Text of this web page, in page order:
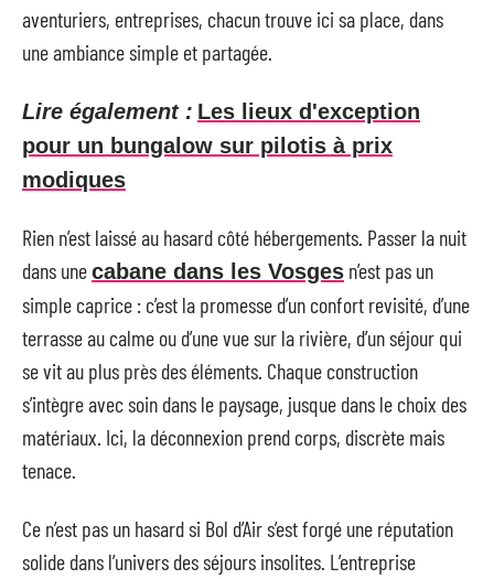
aventuriers, entreprises, chacun trouve ici sa place, dans
une ambiance simple et partagée.
Lire également : Les lieux d'exception
pour un bungalow sur pilotis à prix
modiques
Rien n’est laissé au hasard côté hébergements. Passer la nuit
dans unecabane dans les Vosges n’est pas un
simple caprice : c’est la promesse d’un confort revisité, d’une
terrasse au calme ou d’une vue sur la rivière, d’un séjour qui
se vit au plus près des éléments. Chaque construction
s’intègre avec soin dans le paysage, jusque dans le choix des
matériaux. Ici, la déconnexion prend corps, discrète mais
tenace.
Ce n’est pas un hasard si Bol d’Air s’est forgé une réputation
solide dans l’univers des séjours insolites. L’entreprise